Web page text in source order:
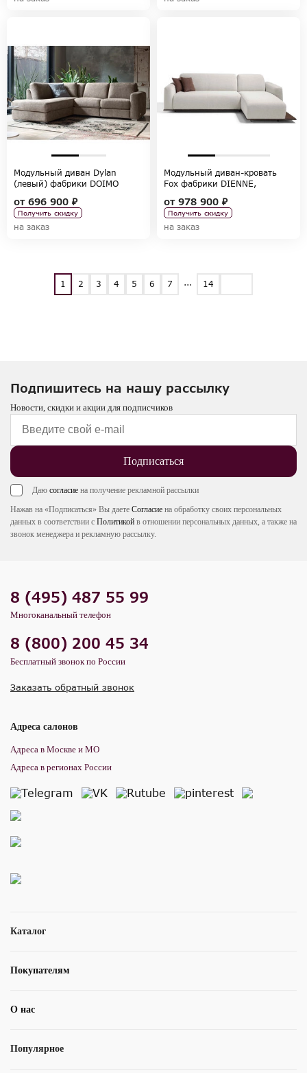
Модульный диван Dylan
(левый) фабрики DOIMO
COLLECTION
от696 900 ₽
Получить скидку
на заказ
Модульный диван-кровать
Fox фабрики DIENNE,
от978 900 ₽
Получить скидку
на заказ
1 2 3 4 5 6 7 ... 14
Подпишитесь на нашу рассылку
Новости, скидки и акции для подписчиков
Подписаться
Даю согласие на получение рекламной рассылки
Нажав на «Подписаться» Вы даете Согласие на обработку своих персональных
данных в соответствии с Политикой в отношении персональных данных, а также на
звонок менеджера и рекламную рассылку.
Каталог
Покупателям
О нас
Популярное
8 (495) 487 55 99
Многоканальный телефон
8 (800) 200 45 34
Бесплатный звонок по России
Заказать обратный звонок
Адреса салонов
Адреса в Москве и МО
Адреса в регионах России